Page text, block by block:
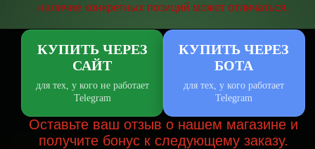
наличие конкретных позиций может отличаться.
КУПИТЬ ЧЕРЕЗ
САЙТ
для тех, у кого не работает
Telegram
КУПИТЬ ЧЕРЕЗ
БОТА
для тех, у кого работает
Telegram
Оставьте ваш отзыв о нашем магазине и
получите бонус к следующему заказу.